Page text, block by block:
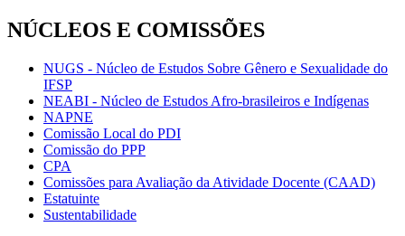
NÚCLEOS E COMISSÕES
NUGS - Núcleo de Estudos Sobre Gênero e Sexualidade do
IFSP
NEABI - Núcleo de Estudos Afro-brasileiros e Indígenas
NAPNE
Comissão Local do PDI
Comissão do PPP
CPA
Comissões para Avaliação da Atividade Docente (CAAD)
Estatuinte
Sustentabilidade